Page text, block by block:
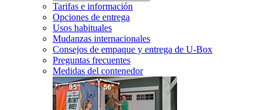
Tarifas e información
Opciones de entrega
Usos habituales
Mudanzas internacionales
Consejos de empaque y entrega de U-Box
Preguntas frecuentes
Medidas del contenedor